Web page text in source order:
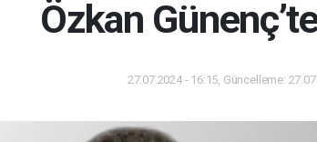
Özkan
27.07.2024 - 16:15, Güncelleme: